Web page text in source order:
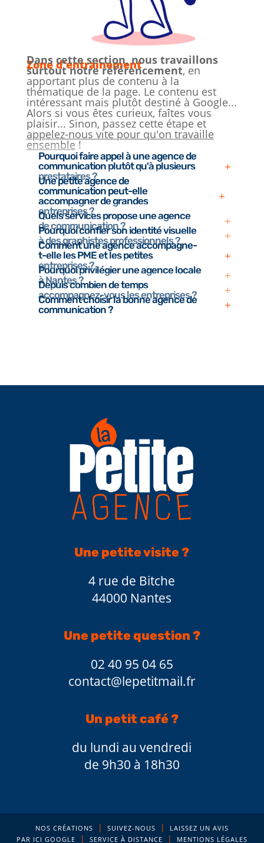
Zone d'entrainement
Dans cette section, nous travaillons
surtout notre référencement, en
apportant plus de contenu à la
thématique de la page. Le contenu est
intéressant mais plutôt destiné à Google...
Alors si vous êtes curieux, faîtes vous
plaisir... Sinon, passez cette étape et
appelez-nous vite pour qu'on travaille
ensemble !
Pourquoi faire appel à une agence de
communication plutôt qu'à plusieurs
prestataires ?
Une petite agence de
communication peut-elle
accompagner de grandes
entreprises ?
Quels services propose une agence
de communication ?
Pourquoi confier son identité visuelle
à des graphistes professionnels ?
Comment une agence accompagne-
t-elle les PME et les petites
entreprises ?
Pourquoi privilégier une agence locale
à Nantes ?
Depuis combien de temps
accompagnez-vous les entreprises ?
Comment choisir la bonne agence de
communication ?
Une petite visite ?
4 rue de Bitche
44000 Nantes
Une petite question ?
02 40 95 04 65
contact@lepetitmail.fr
Un petit café ?
du lundi au vendredi
de 9h30 à 18h30
NOS CRÉATIONS | SUIVEZ-NOUS |
LAISSEZ UN AVIS
PAR ICI GOOGLE
| SERVICE À DISTANCE | MENTIONS LÉGALES